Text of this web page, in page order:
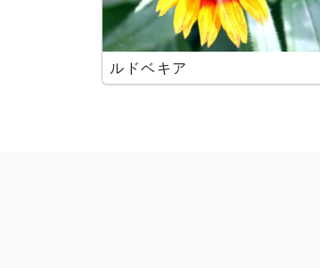
ルドベキア